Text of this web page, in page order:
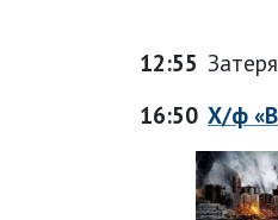
12:55
16:50 Х/ф